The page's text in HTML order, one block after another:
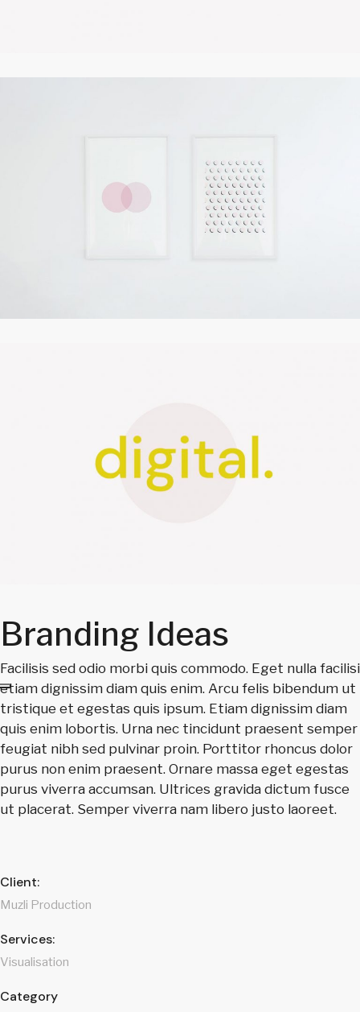
Branding Ideas
Facilisis sed odio morbi quis commodo. Eget nulla facilisi
etiam dignissim diam quis enim. Arcu felis bibendum ut
tristique et egestas quis ipsum. Etiam dignissim diam
quis enim lobortis. Urna nec tincidunt praesent semper
feugiat nibh sed pulvinar proin. Porttitor rhoncus dolor
purus non enim praesent. Ornare massa eget egestas
purus viverra accumsan. Ultrices gravida dictum fusce
ut placerat. Semper viverra nam libero justo laoreet.
Client:
Muzli Production
Services:
Visualisation
Category